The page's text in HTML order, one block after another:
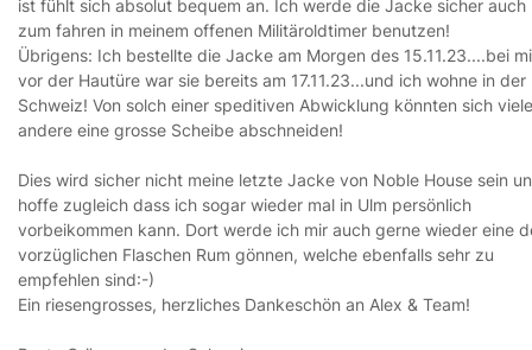
ist fühlt sich absolut bequem an. Ich werde die Jacke sicher auch
zum fahren in meinem offenen Militäroldtimer benutzen!
Übrigens: Ich bestellte die Jacke am Morgen des 15.11.23....bei
vor der Hautüre war sie bereits am 17.11.23...und ich wohne in der
Schweiz! Von solch einer speditiven Abwicklung könnten sich viele
andere eine grosse Scheibe abschneiden!
Dies wird sicher nicht meine letzte Jacke von Noble House sein
hoffe zugleich dass ich sogar wieder mal in Ulm persönlich
vorbeikommen kann. Dort werde ich mir auch gerne wieder eine
vorzüglichen Flaschen Rum gönnen, welche ebenfalls sehr zu
empfehlen sind:-)
Ein riesengrosses, herzliches Dankeschön an Alex & Team!